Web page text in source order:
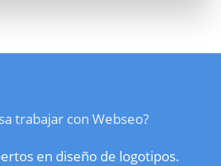
trabajar con Webseo?
en diseño de logotipos.